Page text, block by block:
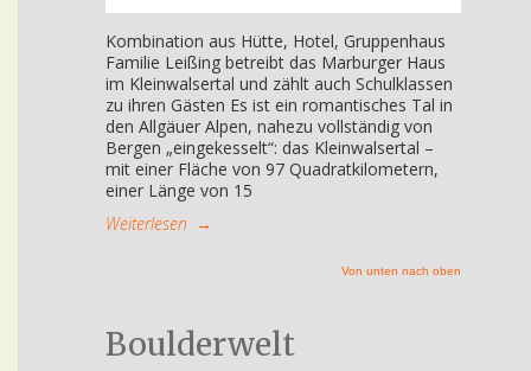
Kombination aus Hütte, Hotel, Gruppenhaus
Familie Leißing betreibt das Marburger Haus
im Kleinwalsertal und zählt auch Schulklassen
zu ihren Gästen Es ist ein romantisches Tal in
den Allgäuer Alpen, nahezu vollständig von
Bergen „eingekesselt“: das Kleinwalsertal –
mit einer Fläche von 97 Quadratkilometern,
einer Länge von 15
Weiterlesen →
Von unten nach oben
Boulderwelt